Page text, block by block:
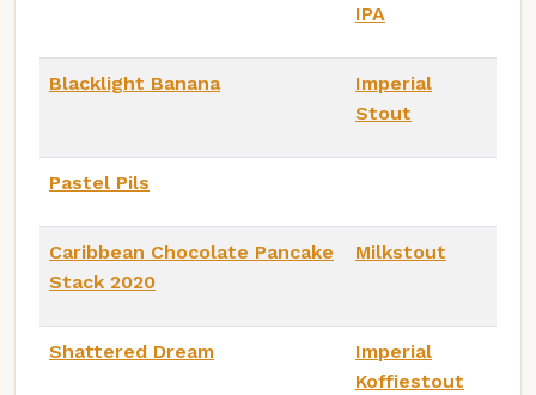
IPA
Blacklight Banana
Imperial
Stout
Pastel Pils
Caribbean Chocolate Pancake
Stack 2020
Milkstout
Shattered Dream
Imperial
Koffiestout